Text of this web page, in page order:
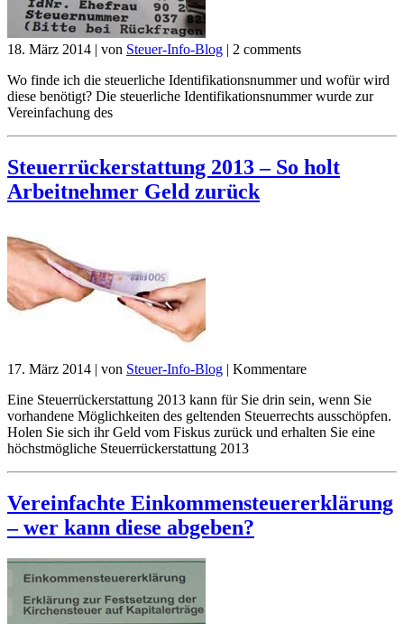
18. März 2014 | von Steuer-Info-Blog | 2 comments
Wo finde ich die steuerliche Identifikationsnummer und wofür wird
diese benötigt? Die steuerliche Identifikationsnummer wurde zur
Vereinfachung des
Steuerrückerstattung 2013 – So holt
Arbeitnehmer Geld zurück
17. März 2014 | von Steuer-Info-Blog | Kommentare
Eine Steuerrückerstattung 2013 kann für Sie drin sein, wenn Sie
vorhandene Möglichkeiten des geltenden Steuerrechts ausschöpfen.
Holen Sie sich ihr Geld vom Fiskus zurück und erhalten Sie eine
höchstmögliche Steuerrückerstattung 2013
Vereinfachte Einkommensteuererklärung
– wer kann diese abgeben?